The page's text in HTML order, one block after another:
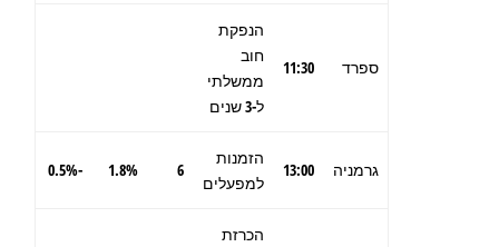
ספרד 11:30
הנפקת
חוב
ממשלתי
ל-3 שנים
גרמניה 13:00
הזמנות
למפעלים
6
1.8%
-0.5%
הכרזת